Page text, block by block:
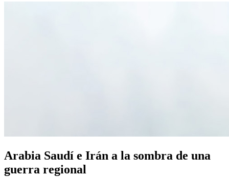
Arabia Saudí e Irán a la sombra de una
guerra regional